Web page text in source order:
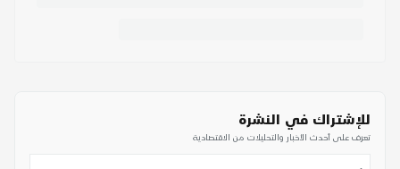
للإشتراك في النشرة
تعرف على أحدث الأخبار والتحليلات من الاقتصادية